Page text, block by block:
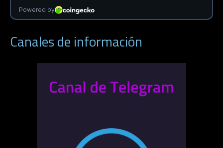
Canales de información